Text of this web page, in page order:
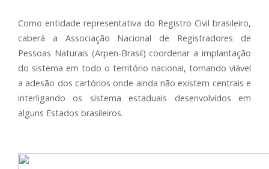
Como entidade representativa do Registro Civil brasileiro,
caberá a Associação Nacional de Registradores de
Pessoas Naturais (Arpen-Brasil) coordenar a implantação
do sistema em todo o território nacional, tornando viável
a adesão dos cartórios onde ainda não existem centrais e
interligando os sistema estaduais desenvolvidos em
alguns Estados brasileiros.